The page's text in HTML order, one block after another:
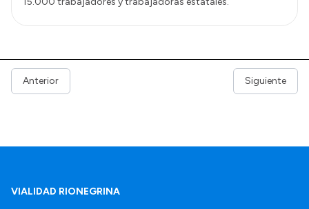
Anterior Siguiente
VIALIDAD RIONEGRINA